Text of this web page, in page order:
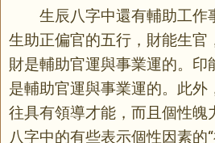
生辰八字中還有輔助工作
生助正偏官的五行，財能生官
財是輔助官運與事業運的。印
是輔助官運與事業運的。此外
往具有領導才能，而且個性魄
八字中的有些表示個性因素的